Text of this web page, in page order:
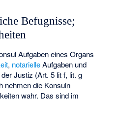
Befugnisse;
Aufgaben eines Organs
, notarielleAufgaben und
Justiz (Art. 5 lit f, lit. g
nehmen die Konsuln
wahr. Das sind im